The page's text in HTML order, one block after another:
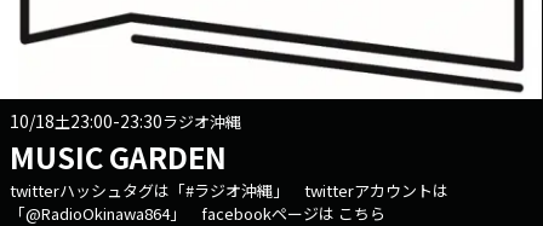
10/18土23:00-23:30ラジオ沖縄
MUSIC GARDEN
twitterハッシュタグは「#ラジオ沖縄」 twitterアカウントは
「@RadioOkinawa864」 facebookページは こちら